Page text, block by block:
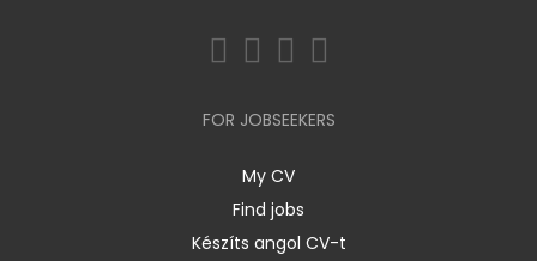
FOR JOBSEEKERS
My CV
Find jobs
Készíts angol CV-t